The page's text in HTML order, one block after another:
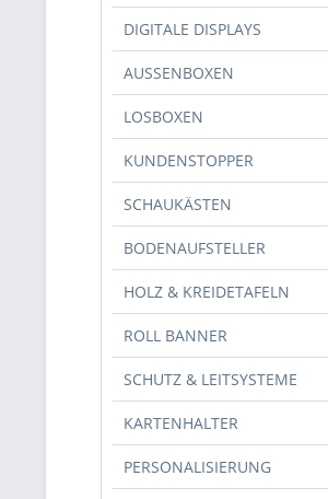
DIGITALE DISPLAYS
AUSSENBOXEN
LOSBOXEN
KUNDENSTOPPER
SCHAUKÄSTEN
BODENAUFSTELLER
HOLZ & KREIDETAFELN
ROLL BANNER
SCHUTZ & LEITSYSTEME
KARTENHALTER
PERSONALISIERUNG